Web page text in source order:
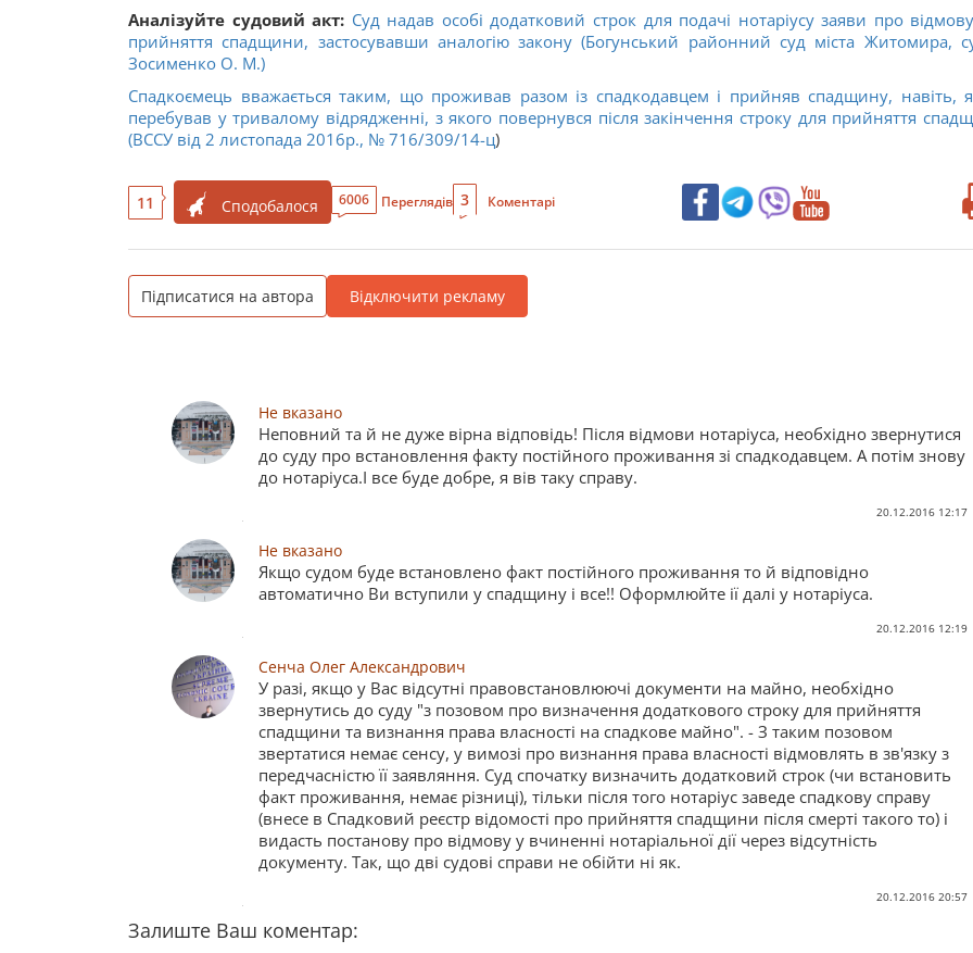
Аналізуйте судовий акт: Суд надав особі додатковий строк для подачі нотаріусу заяви про
прийняття спадщини, застосувавши аналогію закону (Богунський районний суд міста Житомира,
Зосименко О. М.)
Спадкоємець вважається таким, що проживав разом із спадкодавцем і прийняв спадщину, навіть,
перебував у тривалому відрядженні, з якого повернувся після закінчення строку для прийняття
(ВССУ від 2 листопада 2016р., № 716/309/14-ц)
11 Сподобалося 6006 Переглядів 3 Коментарі
Підписатися на автора Відключити рекламу
Не вказано
Неповний та й не дуже вірна відповідь! Після відмови нотаріуса, необхідно звернутися
до суду про встановлення факту постійного проживання зі спадкодавцем. А потім знову
до нотаріуса.І все буде добре, я вів таку справу.
20.12.2016 12:17
Не вказано
Якщо судом буде встановлено факт постійного проживання то й відповідно
автоматично Ви вступили у спадщину і все!! Оформлюйте ії далі у нотаріуса.
20.12.2016 12:19
Сенча Олег Александрович
У разі, якщо у Вас відсутні правовстановлюючі документи на майно, необхідно
звернутись до суду "з позовом про визначення додаткового строку для прийняття
спадщини та визнання права власності на спадкове майно". - З таким позовом
звертатися немає сенсу, у вимозі про визнання права власності відмовлять в зв'язку з
передчасністю її заявляння. Суд спочатку визначить додатковий строк (чи встановить
факт проживання, немає різниці), тільки після того нотаріус заведе спадкову справу
(внесе в Спадковий реєстр відомості про прийняття спадщини після смерті такого то) і
видасть постанову про відмову у вчиненні нотаріальної дії через відсутність
документу. Так, що дві судові справи не обійти ні як.
20.12.2016 20:57
Залиште Ваш коментар: